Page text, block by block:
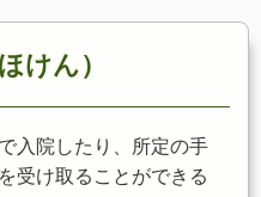
けん）
入院したり、所定の手
受け取ることができる